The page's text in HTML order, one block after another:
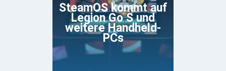
SteamOS kommt auf
Legion Go S und
weitere Handheld-
PCs